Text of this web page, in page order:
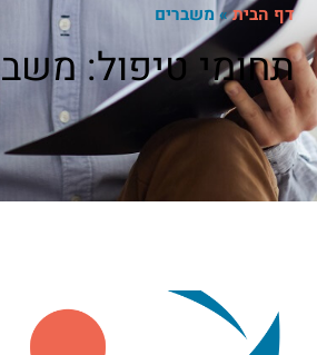
דף הבית»משברים
תחומי טיפול: